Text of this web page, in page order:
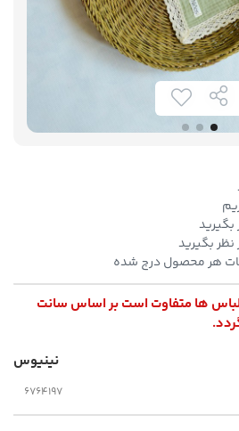
بگیرید
هر محصول درج شده
لباس ها متفاوت است بر اساس سانت
نینیوس